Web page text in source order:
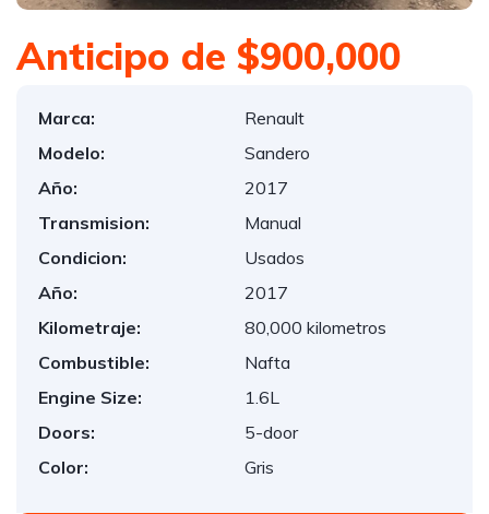
Anticipo de $900,000
Marca:
Renault
Modelo:
Sandero
Año:
2017
Transmision:
Manual
Condicion:
Usados
Año:
2017
Kilometraje:
80,000 kilometros
Combustible:
Nafta
Engine Size:
1.6L
Doors:
5-door
Color:
Gris